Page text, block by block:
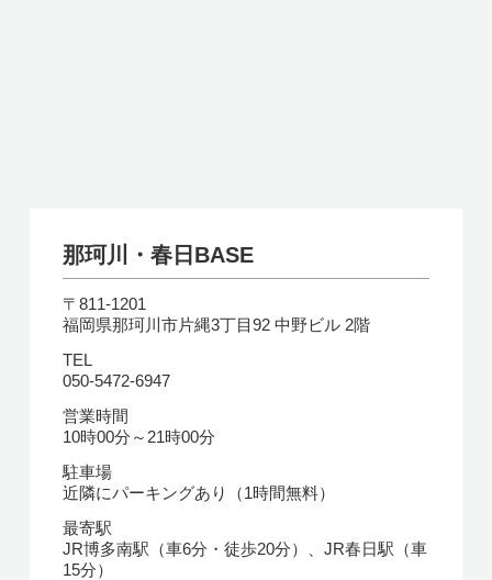
那珂川・春日BASE
〒811-1201
福岡県那珂川市片縄3丁目92 中野ビル 2階
TEL
050-5472-6947
営業時間
10時00分～21時00分
駐車場
近隣にパーキングあり（1時間無料）
最寄駅
JR博多南駅（車6分・徒歩20分）、JR春日駅（車
15分）